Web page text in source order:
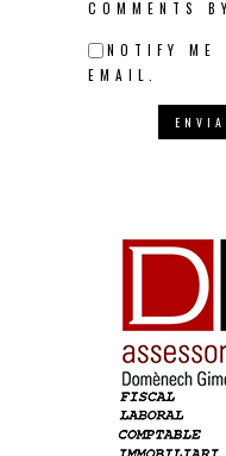
COMMENTS
NOTIFY ME
EMAIL.